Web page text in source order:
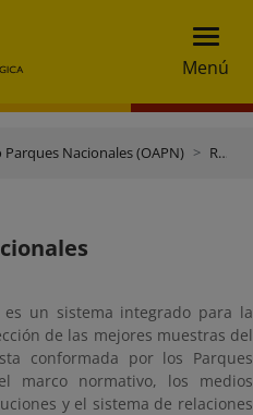
Menú
Nacionales (OAPN) Red de Parques Nacionales
es un sistema integrado para la
de las mejores muestras del
conformada por los Parques
marco normativo, los medios
y el sistema de relaciones